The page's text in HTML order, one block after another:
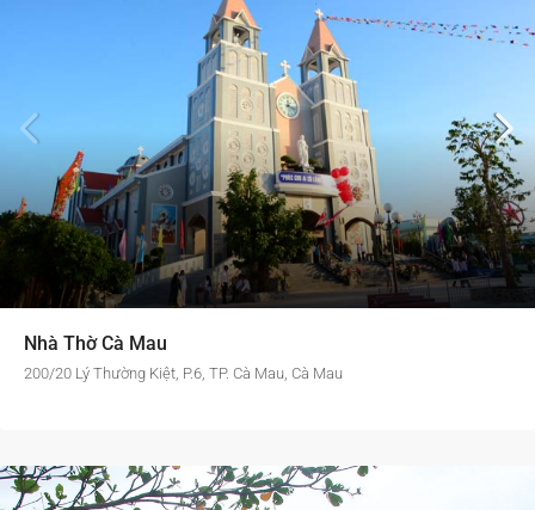
Nhà Thờ Cà Mau
200/20 Lý Thường Kiệt, P.6, TP. Cà Mau, Cà Mau